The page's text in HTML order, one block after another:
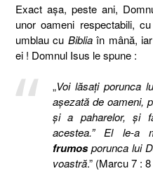
Exact aşa, peste ani,
unor oameni respectabili,
umblau cu Bibliaîn mână,
ei ! Domnul Isus le spune :
„Voi lăsaţi porunca
aşezată de oameni,
şi a paharelor, şi
acestea.” El le-
frumosporunca lui
voastră.” (Marcu 7 :